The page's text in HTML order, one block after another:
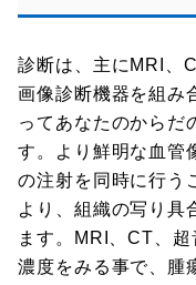
診断は、主にMRI、
画像診断機器を組み
ってあなたのからだ
す。より鮮明な血管
の注射を同時に行う
より、組織の写り具
ます。MRI、CT、
濃度をみる事で、腫